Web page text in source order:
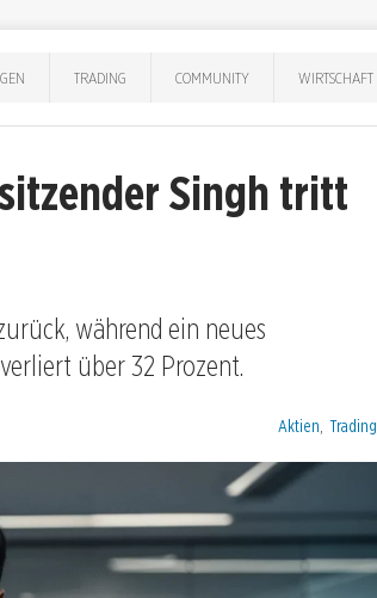
TRADING COMMUNITY WIRTSCHAFT
Singh tritt
während ein neues
über 32 Prozent.
Kategorien:
Aktien Trading